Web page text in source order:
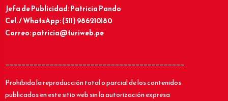
Jefa de Publicidad: Patricia Pando
Cel. / WhatsApp: (511) 986210180
Correo: patricia@turiweb.pe
____________________________________________
Prohibida la reproducción total o parcial de los contenidos
publicados en este sitio web sin la autorización expresa